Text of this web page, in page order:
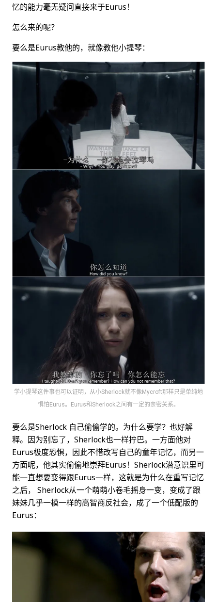
忆的能力毫无疑问直接来于Eurus！
怎么来的呢？
要么是Eurus教他的，就像教他小提琴：
学小提琴这件事也可以证明，从小Sherlock就不像Mycroft那样只是单纯地
惧怕Eurus。Eurus和Sherlock之间有一定的亲密关系。
要么是Sherlock 自己偷偷学的。为什么要学？也好解
释。因为别忘了，Sherlock也一样拧巴。一方面他对
Eurus极度恐惧，因此不惜改写自己的童年记忆，而另一
方面呢，他其实偷偷地崇拜Eurus！Sherlock潜意识里可
能一直想要变得跟Eurus一样，这就是为什么在重写记忆
之后， Sherlock从一个萌萌小卷毛摇身一变，变成了跟
妹妹几乎一模一样的高智商反社会，成了一个低配版的
Eurus：